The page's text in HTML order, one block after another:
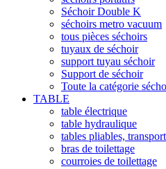
Séchoir Double K
séchoirs metro vacuum
tous pièces séchoirs
tuyaux de séchoir
support tuyau séchoir
Support de séchoir
Toute la catégorie
TABLE
table électrique
table hydraulique
tables pliables,
bras de toilettage
courroies de toilettage